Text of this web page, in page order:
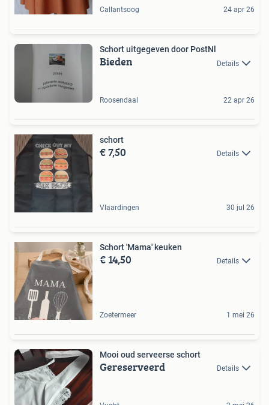
Callantsoog 24 apr 26
Schort uitgegeven door PostNl
Bieden Details
Roosendaal 22 apr 26
schort
€ 7,50 Details
Vlaardingen 30 jul 26
Schort 'Mama' keuken
€ 14,50 Details
Zoetermeer 1 mei 26
Mooi oud serveerse schort
Gereserveerd Details